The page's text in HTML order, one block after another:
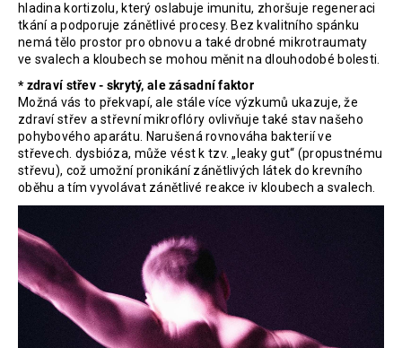
hladina kortizolu, který oslabuje imunitu, zhoršuje regeneraci
tkání a podporuje zánětlivé procesy. Bez kvalitního spánku
nemá tělo prostor pro obnovu a také drobné mikrotraumaty
ve svalech a kloubech se mohou měnit na dlouhodobé bolesti.
* zdraví střev - skrytý, ale zásadní faktor
Možná vás to překvapí, ale stále více výzkumů ukazuje, že
zdraví střev a střevní mikroflóry ovlivňuje také stav našeho
pohybového aparátu. Narušená rovnováha bakterií ve
střevech. dysbióza, může vést k tzv. „leaky gut“ (propustnému
střevu), což umožní pronikání zánětlivých látek do krevního
oběhu a tím vyvolávat zánětlivé reakce iv kloubech a svalech.
u
j
e
m
e
LONGEVITY
THERAPY
899
Kč
1
199
Kč